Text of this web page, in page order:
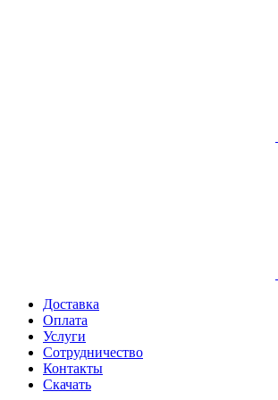
Доставка
Оплата
Услуги
Сотрудничество
Контакты
Скачать